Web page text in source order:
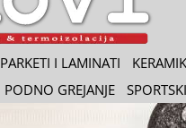
PARKETI I LAMINATI
PODNO GREJANJE